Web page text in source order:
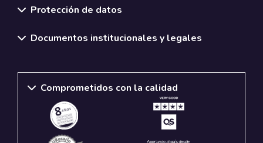
Protección de datos
Documentos institucionales y legales
Comprometidos con la calidad